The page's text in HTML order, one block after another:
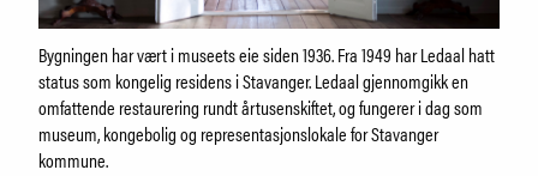
Bygningen har vært i museets eie siden 1936. Fra 1949 har Ledaal hatt
status som kongelig residens i Stavanger. Ledaal gjennomgikk en
omfattende restaurering rundt årtusenskiftet, og fungerer i dag som
museum, kongebolig og representasjonslokale for Stavanger
kommune.